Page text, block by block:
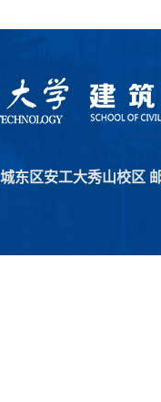
东区安工大秀山校区